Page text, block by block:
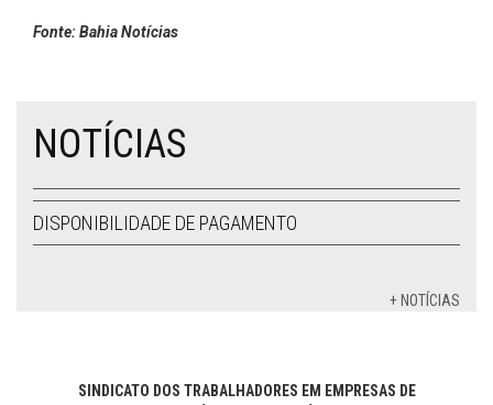
Fonte: Bahia Notícias
NOTÍCIAS
DISPONIBILIDADE DE PAGAMENTO
+ NOTÍCIAS
SINDICATO DOS TRABALHADORES EM EMPRESAS DE